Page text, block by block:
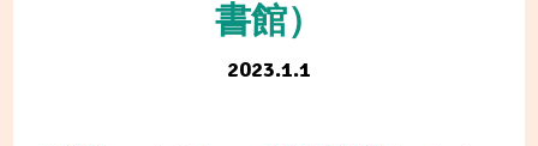
書館）
2023.1.1